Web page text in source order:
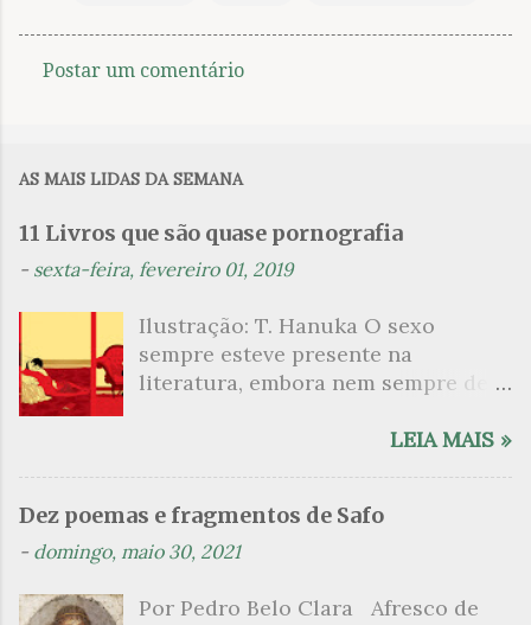
n
t
i
o
Postar um comentário
AS MAIS LIDAS DA SEMANA
11 Livros que são quase pornografia
- sexta-feira, fevereiro 01, 2019
Ilustração: T. Hanuka O sexo
sempre esteve presente na
literatura, embora nem sempre de
que mergulharam em sua própria
psicanalítico e findaram por revelar
a partir dessa intimidade o lado
apresenta um conjunto de livros
LEIA MAIS »
Dez poemas e fragmentos de Safo
- domingo, maio 30, 2021
Por Pedro Belo Clara Afresco de